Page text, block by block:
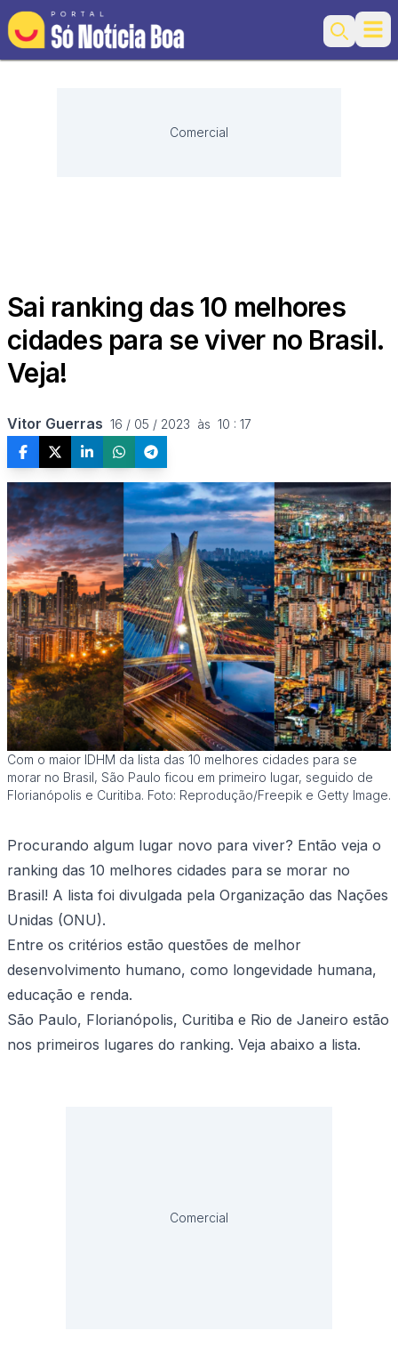
Search
Comercial
Sai ranking das 10 melhores
cidades para se viver no Brasil.
Veja!
Vitor Guerras 16 / 05 / 2023  às  10 : 17
Com o maior IDHM da lista das 10 melhores cidades para se
morar no Brasil, São Paulo ficou em primeiro lugar, seguido de
Florianópolis e Curitiba. Foto: Reprodução/Freepik e Getty Image.
Procurando algum lugar novo para viver? Então veja o
ranking das 10 melhores cidades para se morar no
Brasil! A lista foi divulgada pela Organização das Nações
Unidas (ONU).
Entre os critérios estão questões de melhor
desenvolvimento humano, como longevidade humana,
educação e renda.
São Paulo, Florianópolis, Curitiba e Rio de Janeiro estão
nos primeiros lugares do ranking. Veja abaixo a lista.
Comercial